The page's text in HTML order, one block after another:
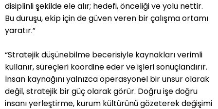
disiplinli şekilde ele alır; hedefi, önceliği ve yolu nettir.
Bu duruşu, ekip için de güven veren bir çalışma ortamı
yaratır.”
“Stratejik düşünebilme becerisiyle kaynakları verimli
kullanır, süreçleri koordine eder ve işleri sonuçlandırır.
İnsan kaynağını yalnızca operasyonel bir unsur olarak
değil, stratejik bir güç olarak görür. Doğru işe doğru
insanı yerleştirme, kurum kültürünü gözeterek değişimi